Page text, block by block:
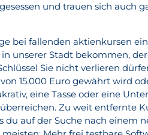
und trauen sich auch
bei fallenden aktienkursen
unserer Stadt bekommen,
Sie nicht verlieren
15.000 Euro gewährt wird
eine Tasse oder eine
Zu weit entfernte
du auf der Suche nach einem